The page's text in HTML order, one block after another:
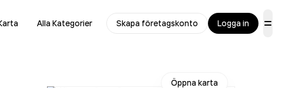
Alla Kategorier Skapa företagskonto Logga in
Öppna karta